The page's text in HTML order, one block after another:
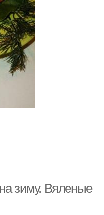
зиму. Вяленые